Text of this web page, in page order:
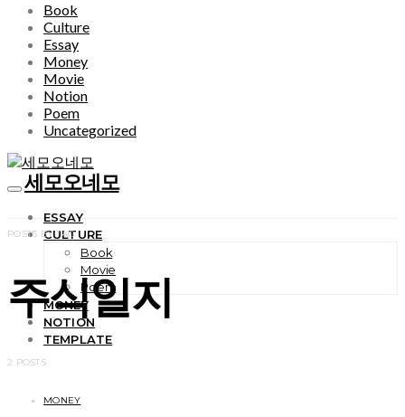
Book
Culture
Essay
Money
Movie
Notion
Poem
Uncategorized
세모오네모
ESSAY
CULTURE
Book
Movie
Poem
MONEY
NOTION
TEMPLATE
POSTS BY TAG
주식일지
2 POSTS
MONEY